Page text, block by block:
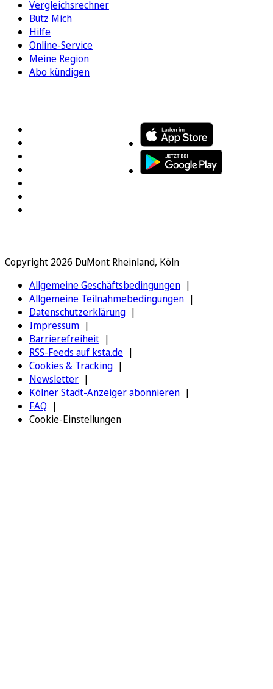
Vergleichsrechner
Bütz Mich
Hilfe
Online-Service
Meine Region
Abo kündigen
Copyright 2026 DuMont Rheinland, Köln
Allgemeine Geschäftsbedingungen
Allgemeine Teilnahmebedingungen
Datenschutzerklärung
Impressum
Barrierefreiheit
RSS-Feeds auf ksta.de
Cookies & Tracking
Newsletter
Kölner Stadt-Anzeiger abonnieren
FAQ
Cookie-Einstellungen